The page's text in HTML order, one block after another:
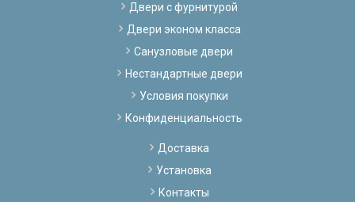
Двери с фурнитурой
Двери эконом класса
Санузловые двери
Нестандартные двери
Условия покупки
Конфиденциальность
Доставка
Установка
Контакты